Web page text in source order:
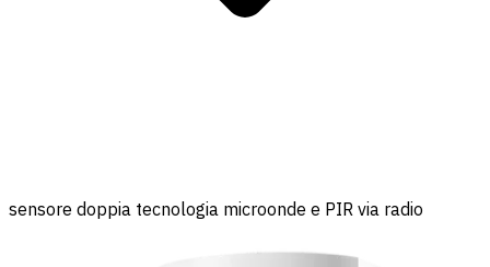
sensore doppia tecnologia microonde e PIR via radio